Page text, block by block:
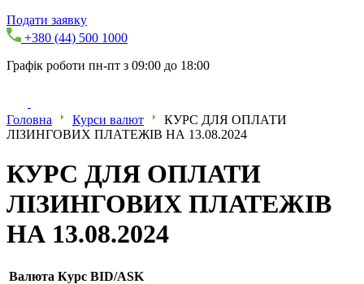
Подати заявку
+380 (44) 500 1000
Графік роботи пн-пт з 09:00 до 18:00
Головна Курси валют
КУРС ДЛЯ ОПЛАТИ
ЛІЗИНГОВИХ ПЛАТЕЖІВ НА 13.08.2024
КУРС ДЛЯ ОПЛАТИ
ЛІЗИНГОВИХ ПЛАТЕЖІВ
НА 13.08.2024
Валюта Курс BID/ASK